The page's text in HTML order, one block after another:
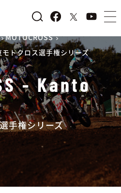
MOTOCROSS
トクロス選手権シリーズ
- Kanto
手権シリーズ